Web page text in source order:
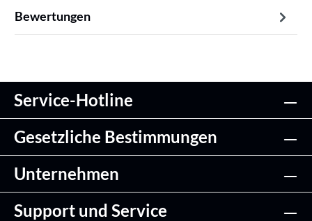
Bewertungen
Service-Hotline
Gesetzliche Bestimmungen
Unternehmen
Support und Service